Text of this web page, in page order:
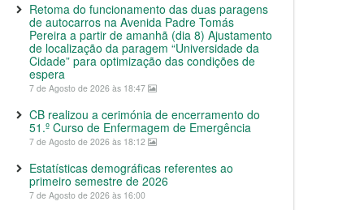
Retoma do funcionamento das duas paragens
de autocarros na Avenida Padre Tomás
Pereira a partir de amanhã (dia 8) Ajustamento
de localização da paragem “Universidade da
Cidade” para optimização das condições de
espera
7 de Agosto de 2026 às 18:47
CB realizou a cerimónia de encerramento do
51.º Curso de Enfermagem de Emergência
7 de Agosto de 2026 às 18:12
Estatísticas demográficas referentes ao
primeiro semestre de 2026
7 de Agosto de 2026 às 16:00